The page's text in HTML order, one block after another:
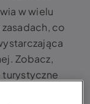
w wielu
co
Zobacz,